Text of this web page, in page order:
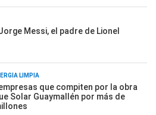
Messi, el padre de Lionel
LIMPIA
que compiten por la obra
Solar Guaymallén por más de